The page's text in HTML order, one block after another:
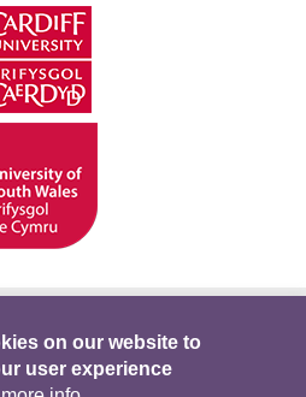
ac Amodau
on our website to
user experience